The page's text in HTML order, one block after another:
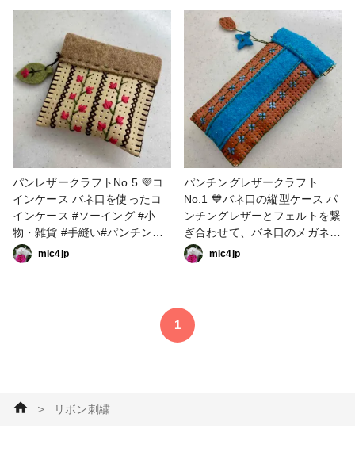
#リボン刺繍 #消しゴムはんこ
#ペーパークラフト #クリアス
タンプ #リキッドパール
パンレザークラフトNo.5 💜コ
インケース バネ口を使ったコ
インケース #ソーイング #小
物・雑貨 #手縫い#パンチング
レザー#フェルト#メッシュレ
ザー#リボン刺繍
mic4jp
パンチングレザークラフト
No.1 💙バネ口の縦型ケース パ
ンチングレザーとフェルトを繋
ぎ合わせて、バネ口のメガネケ
ースに仕立てました🕶 パンチ
ングレザーもフェルトも布端切
貨 #手縫い#パンチングレザー#
フェルト#メッシュレザー#リ
mic4jp
1
＞ リボン刺繍